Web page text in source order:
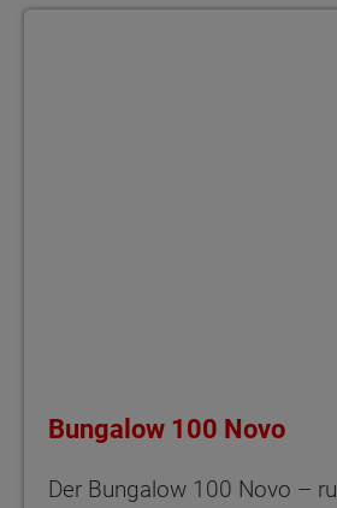
Bungalow 100 Novo
Der Bungalow 100 Novo –